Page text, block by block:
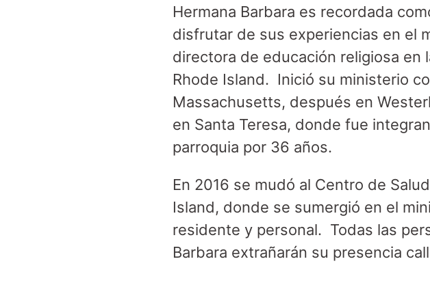
Hermana Barbara es recordada
disfrutar de sus experiencias en el
directora de educación religiosa en
Rhode Island. Inició su ministerio
Massachusetts, después en
en Santa Teresa, donde fue
parroquia por 36 años.
En 2016 se mudó al Centro de
Island, donde se sumergió en el
residente y personal. Todas las
Barbara extrañarán su presencia